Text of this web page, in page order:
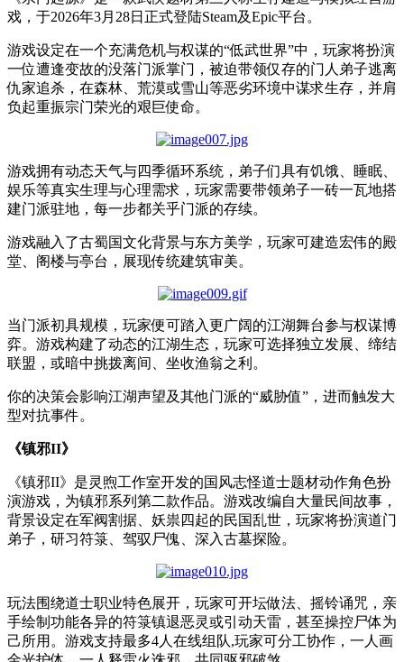
戏，于2026年3月 28日正式登陆Steam及Epic平台。
游戏设定在一个充满危机与权谋的“低武世界”中，玩家将扮演
一位遭逢变故的没落门派掌门，被迫带领仅存的门人弟子逃离
仇家追杀，在森林、荒漠或雪山等恶劣环境中谋求生存，并肩
负起重振宗门荣光的艰巨使命。
游戏拥有动态天气与四季循环系统，弟子们具有饥饿、睡眠、
娱乐等真实生理与心理需求，玩家需要带领弟子一砖一瓦地搭
建门派驻地，每一步都关乎门派的存续。
游戏融入了古蜀国文化背景与东方美学，玩家可建造宏伟的殿
堂、阁楼与亭台，展现传统建筑审美。
当门派初具规模，玩家便可踏入更广阔的江湖舞台参与权谋博
弈。游戏构建了动态的江湖生态，玩家可选择独立发展、缔结
联盟，或暗中挑拨离间、坐收渔翁之利。
你的决策会影响江湖声望及其他门派的“威胁值” ，进而触发大
型对抗事件。
《镇邪II》
《镇邪II》是灵煦工作室开发的国风志怪道士题材动作角色扮
演游戏，为镇邪系列第二款作品。游戏改编自大量民间故事，
背景设定在军阀割据 、妖祟四起的民国乱世 ，玩家将扮演道门
弟子，研习符箓 、驾驭尸傀、深入古墓探险。
玩法围绕道士职业特色展开，玩家可开坛做法 、摇铃诵咒 ，亲
手绘制功能各异的符箓镇退恶灵或引动天雷，甚至操控尸体为
己所用。游戏支持最多4人在线组队,玩家可分工协作，一人画